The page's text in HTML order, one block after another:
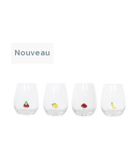
Nouveau